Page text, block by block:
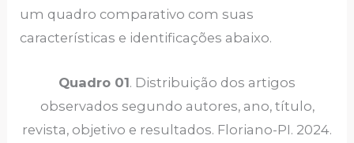
um quadro comparativo com suas
características e identificações abaixo.
Quadro 01. Distribuição dos artigos
observados segundo autores, ano, título,
revista, objetivo e resultados. Floriano-PI. 2024.